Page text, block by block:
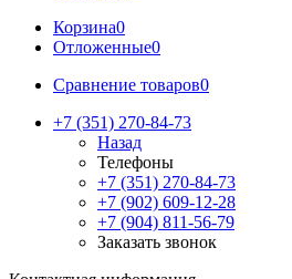
Корзина0
Отложенные0
Сравнение товаров0
+7 (351) 270-84-73
Назад
Телефоны
+7 (351) 270-84-73
+7 (902) 609-12-28
+7 (904) 811-56-79
Заказать звонок